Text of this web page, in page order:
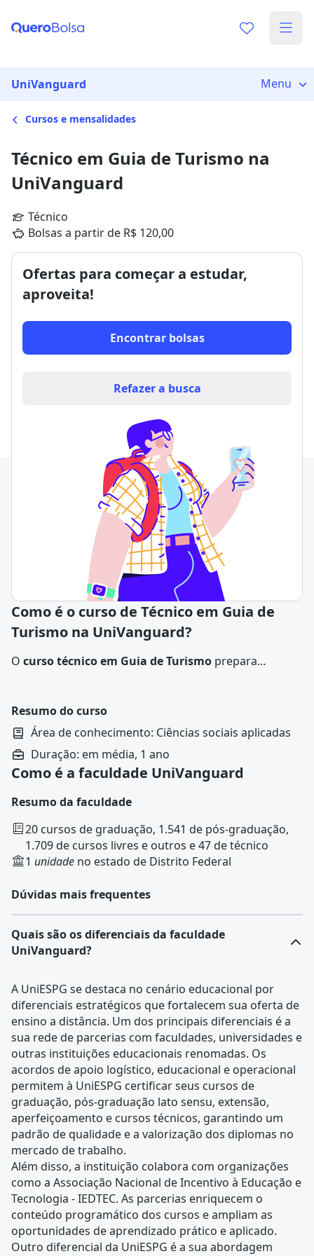
UniVanguard Menu
Cursos e mensalidades
Técnico em Guia de Turismo na
UniVanguard
Técnico
Bolsas a partir de R$ 120,00
Ofertas para começar a estudar,
aproveita!
Encontrar bolsas
Refazer a busca
Como é o curso de Técnico em Guia de
Turismo na UniVanguard?
O curso técnico em Guia de Turismo prepara
passeios e viagens, e prestando informações
referentes a contextos locais, regionais e nacionais.
Resumo do curso
Área de conhecimento: Ciências sociais aplicadas
Duração: em média, 1 ano
Como é a faculdade UniVanguard
Resumo da faculdade
20 cursos de graduação, 1.541 de pós-graduação,
1.709 de cursos livres e outros e 47 de técnico
1 unidade no estado de Distrito Federal
Dúvidas mais frequentes
Quais são os diferenciais da faculdade
UniVanguard?
A UniESPG se destaca no cenário educacional por
diferenciais estratégicos que fortalecem sua oferta de
ensino a distância. Um dos principais diferenciais é a
sua rede de parcerias com faculdades, universidades e
outras instituições educacionais renomadas. Os
acordos de apoio logístico, educacional e operacional
permitem à UniESPG certificar seus cursos de
graduação, pós-graduação lato sensu, extensão,
aperfeiçoamento e cursos técnicos, garantindo um
padrão de qualidade e a valorização dos diplomas no
mercado de trabalho.
Além disso, a instituição colabora com organizações
como a Associação Nacional de Incentivo à Educação e
Tecnologia - IEDTEC. As parcerias enriquecem o
conteúdo programático dos cursos e ampliam as
oportunidades de aprendizado prático e aplicado.
Outro diferencial da UniESPG é a sua abordagem